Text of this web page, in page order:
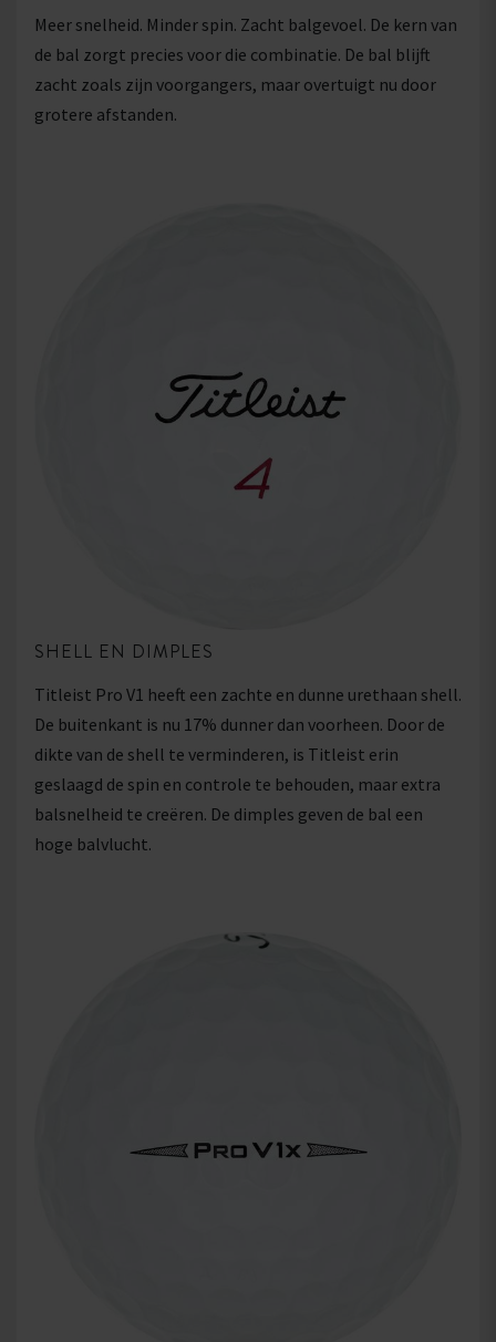
Meer snelheid. Minder spin. Zacht balgevoel. De kern van
de bal zorgt precies voor die combinatie. De bal blijft
zacht zoals zijn voorgangers, maar overtuigt nu door
grotere afstanden.
SHELL EN DIMPLES
Titleist Pro V1 heeft een zachte en dunne urethaan shell.
De buitenkant is nu 17% dunner dan voorheen. Door de
dikte van de shell te verminderen, is Titleist erin
geslaagd de spin en controle te behouden, maar extra
balsnelheid te creëren. De dimples geven de bal een
hoge balvlucht.